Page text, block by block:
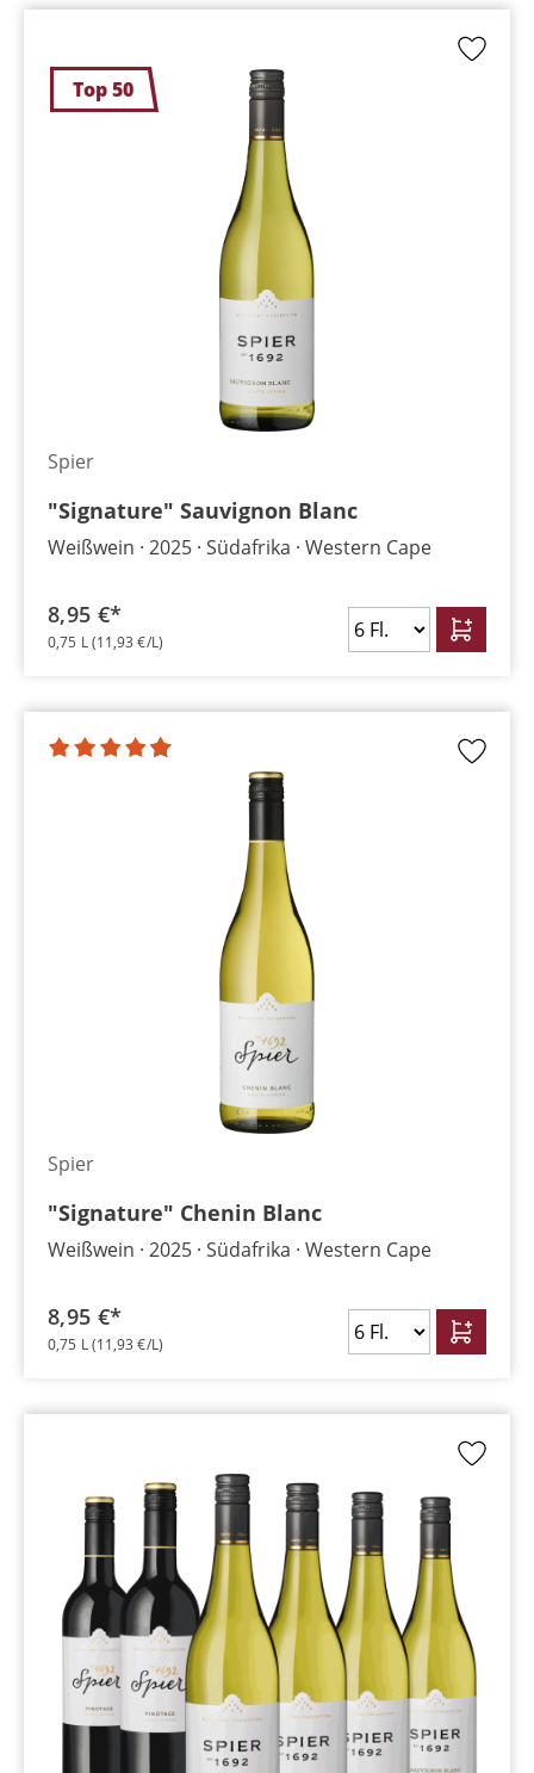
Top 50
Spier
"Signature" Sauvignon Blanc
Weißwein 2025 Südafrika Western Cape
8,95 €*
0,75 L(11,93 €/L)
Spier
"Signature" Chenin Blanc
Weißwein 2025 Südafrika Western Cape
8,95 €*
0,75 L(11,93 €/L)